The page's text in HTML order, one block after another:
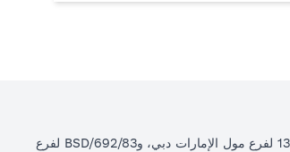
سيتي بنك إن إيه - الإمارات العربية المتحدة مسجل لدى مصرف الإمارات العربية المتحدة المركزي بموجب أرقام التراخيص BSD/504/83 لفرع الوصل دبي، و13/184/2019 لفرع مول الإمارات دبي، وBSD/692/83 لفرع